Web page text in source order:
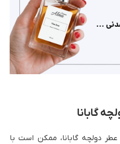
گابانا
دولچه گابانا، ممکن است با